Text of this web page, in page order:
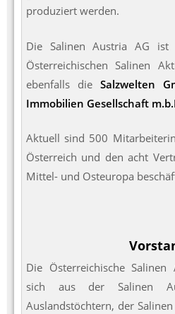
produziert werden.
Die Salinen Austria AG ist
Österreichischen Salinen
ebenfalls die Salzwelten
Immobilien Gesellschaft
Aktuell sind 500
Österreich und den acht
Mittel- und Osteuropa
Die Österreichische Salinen
sich aus der Salinen
Auslandstöchtern, der